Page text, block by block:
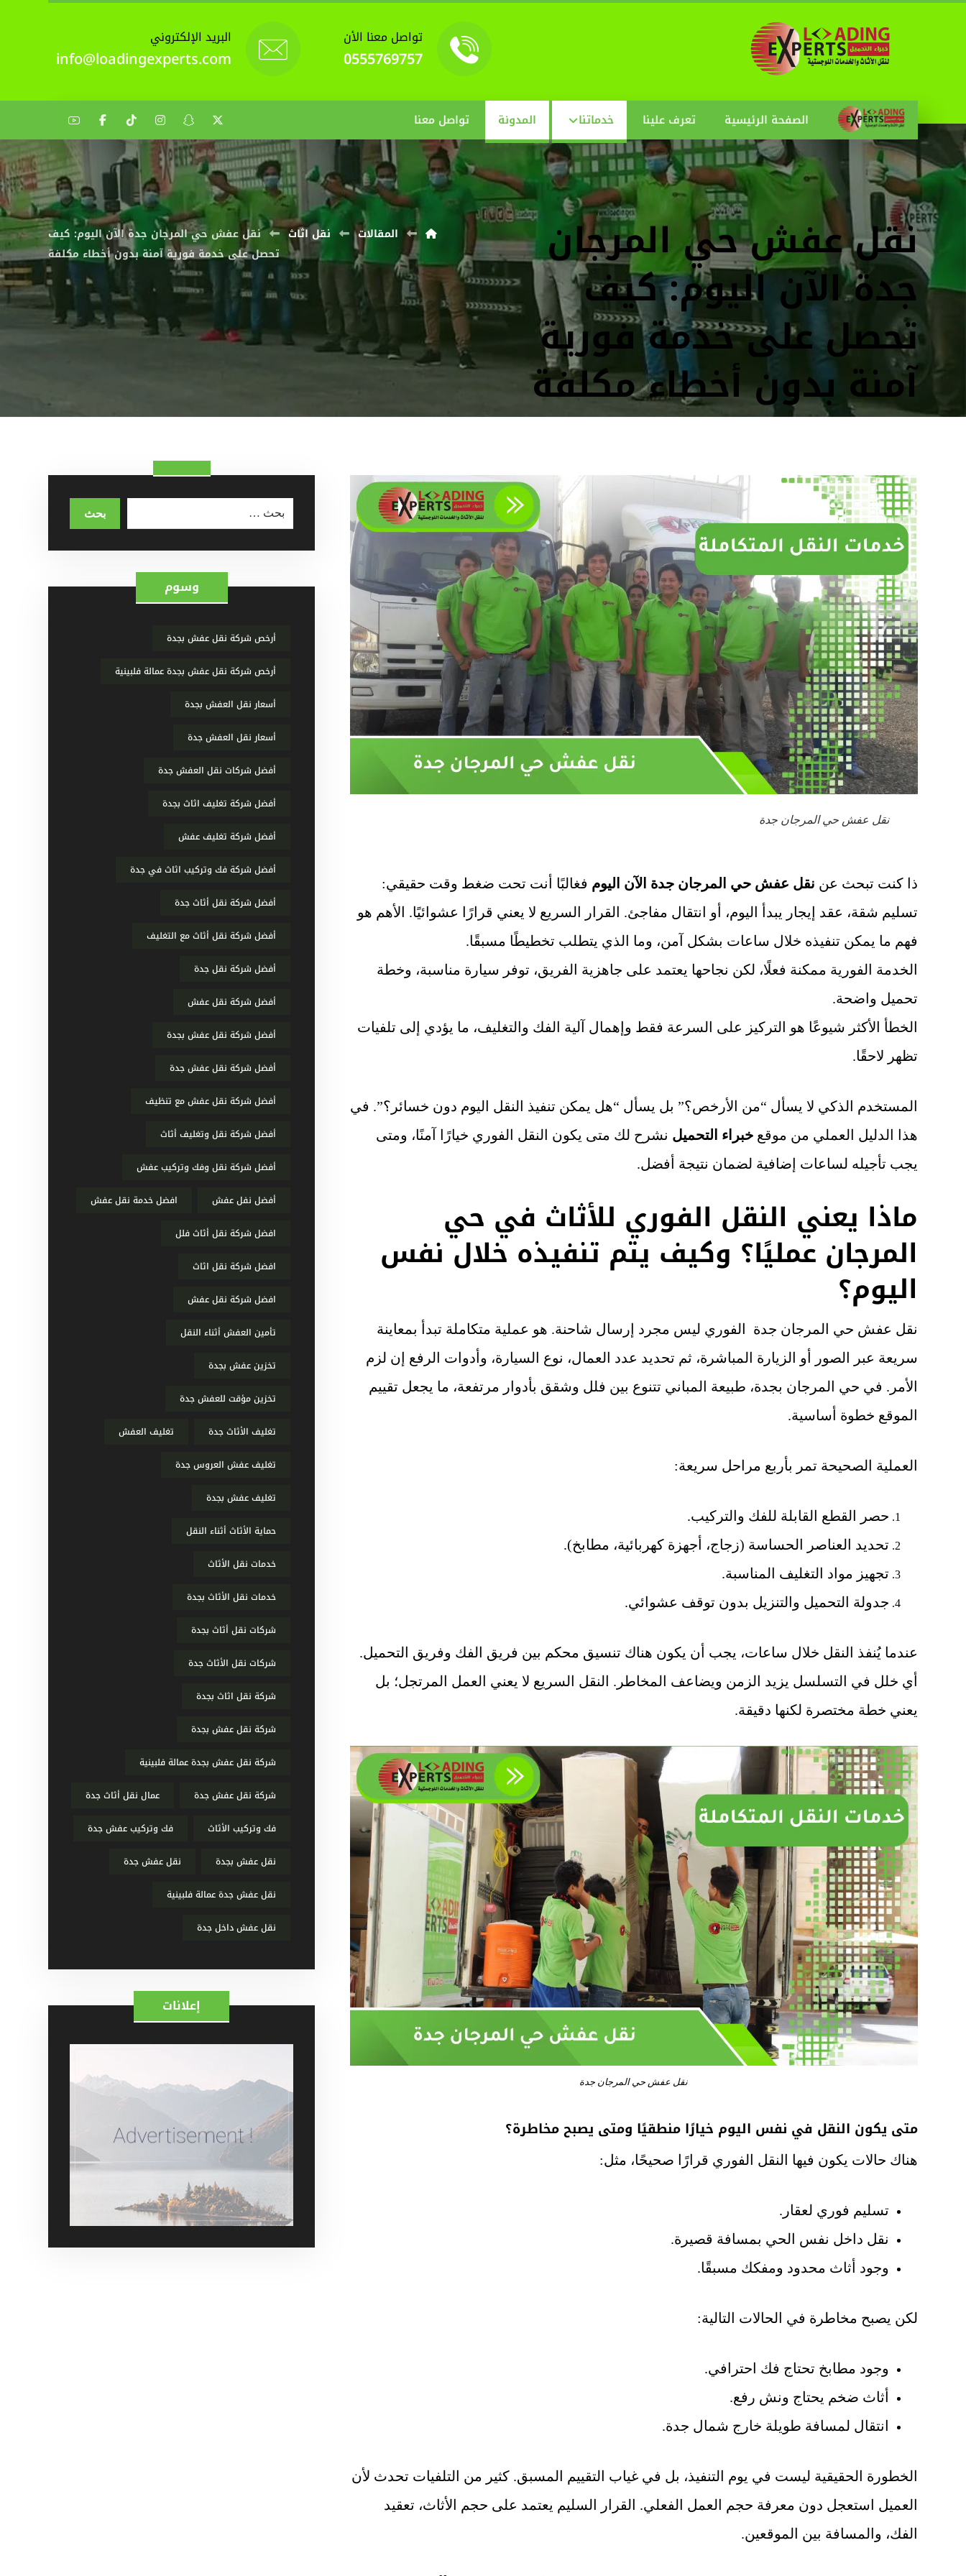
البريد الإلكتروني
info@loadingexperts.com
تواصل معنا الأن
0555769757
الصفحة الرئيسية تعرف علينا خدماتنا المدونة تواصل معنا
نقل عفش حي المرجان
جدة الآن اليوم: كيف
تحصل على خدمة فورية
آمنة بدون أخطاء مكلفة
المقالات نقل اثاث
نقل عفش حي المرجان جدة الآن اليوم: كيف
تحصل على خدمة فورية آمنة بدون أخطاء مكلفة
نقل عفش حي المرجان جدة
ذا كنت تبحث عن نقل عفش حي المرجان جدة الآن اليوم فغالبًا أنت تحت ضغط وقت حقيقي:
تسليم شقة، عقد إيجار يبدأ اليوم، أو انتقال مفاجئ. القرار السريع لا يعني قرارًا عشوائيًا. الأهم هو
فهم ما يمكن تنفيذه خلال ساعات بشكل آمن، وما الذي يتطلب تخطيطًا مسبقًا.
الخدمة الفورية ممكنة فعلًا، لكن نجاحها يعتمد على جاهزية الفريق، توفر سيارة مناسبة، وخطة
تحميل واضحة.
الخطأ الأكثر شيوعًا هو التركيز على السرعة فقط وإهمال آلية الفك والتغليف، ما يؤدي إلى تلفيات
تظهر لاحقًا.
المستخدم الذكي لا يسأل “من الأرخص؟” بل يسأل “هل يمكن تنفيذ النقل اليوم دون خسائر؟”. في
هذا الدليل العملي من موقعخبراء التحميل نشرح لك متى يكون النقل الفوري خيارًا آمنًا، ومتى
يجب تأجيله لساعات إضافية لضمان نتيجة أفضل.
ماذا يعني النقل الفوري للأثاث في حي
المرجان عمليًا؟ وكيف يتم تنفيذه خلال نفس
اليوم؟
نقل عفش حي المرجان جدة الفوري ليس مجرد إرسال شاحنة. هو عملية متكاملة تبدأ بمعاينة
سريعة عبر الصور أو الزيارة المباشرة، ثم تحديد عدد العمال، نوع السيارة، وأدوات الرفع إن لزم
الأمر. في حي المرجان بجدة، طبيعة المباني تتنوع بين فلل وشقق بأدوار مرتفعة، ما يجعل تقييم
الموقع خطوة أساسية.
العملية الصحيحة تمر بأربع مراحل سريعة:
حصر القطع القابلة للفك والتركيب.
تحديد العناصر الحساسة (زجاج، أجهزة كهربائية، مطابخ).
تجهيز مواد التغليف المناسبة.
جدولة التحميل والتنزيل بدون توقف عشوائي.
عندما يُنفذ النقل خلال ساعات، يجب أن يكون هناك تنسيق محكم بين فريق الفك وفريق التحميل.
أي خلل في التسلسل يزيد الزمن ويضاعف المخاطر. النقل السريع لا يعني العمل المرتجل؛ بل
يعني خطة مختصرة لكنها دقيقة.
نقل عفش حي المرجان جدة
متى يكون النقل في نفس اليوم خيارًا منطقيًا ومتى يصبح مخاطرة؟
هناك حالات يكون فيها النقل الفوري قرارًا صحيحًا، مثل:
تسليم فوري لعقار.
نقل داخل نفس الحي بمسافة قصيرة.
وجود أثاث محدود ومفكك مسبقًا.
لكن يصبح مخاطرة في الحالات التالية:
وجود مطابخ تحتاج فك احترافي.
أثاث ضخم يحتاج ونش رفع.
انتقال لمسافة طويلة خارج شمال جدة.
الخطورة الحقيقية ليست في يوم التنفيذ، بل في غياب التقييم المسبق. كثير من التلفيات تحدث لأن
العميل استعجل دون معرفة حجم العمل الفعلي. القرار السليم يعتمد على حجم الأثاث، تعقيد
الفك، والمسافة بين الموقعين.
وسوم
أرخص شركة نقل عفش بجدة
أرخص شركة نقل عفش بجدة عمالة فلبينية
أسعار نقل العفش بجدة
أسعار نقل العفش جدة
أفضل شركات نقل العفش جدة
أفضل شركة تغليف اثاث بجدة
أفضل شركة تغليف عفش
أفضل شركة فك وتركيب اثاث في جدة
أفضل شركة نقل أثاث جدة
أفضل شركة نقل أثاث مع التغليف
أفضل شركة نقل جدة
أفضل شركة نقل عفش
أفضل شركة نقل عفش بجدة
أفضل شركة نقل عفش جدة
أفضل شركة نقل عفش مع تنظيف
أفضل شركة نقل وتغليف أثاث
أفضل شركة نقل وفك وتركيب عفش
أفضل نفل عفش افضل خدمة نقل عفش
افضل شركة نقل أثاث فلل
افضل شركة نقل اثاث
افضل شركة نقل عفش
تأمين العفش أثناء النقل
تخزين عفش بجدة
تخزين مؤقت للعفش جدة
تغليف الأثاث جدة تغليف العفش
تغليف عفش العروس جدة
تغليف عفش بجدة
حماية الأثاث أثناء النقل
خدمات نقل الأثاث
خدمات نقل الأثاث بجدة
شركات نقل أثاث بجدة
شركات نقل الأثاث جدة
شركة نقل اثاث بجدة
شركة نقل عفش بجدة
شركة نقل عفش بجدة عمالة فلبينية
شركة نقل عفش جدة عمال نقل أثاث جدة
فك وتركيب الأثاث فك وتركيب عفش جدة
نقل عفش بجدة نقل عفش جدة
نقل عفش جدة عمالة فلبينية
نقل عفش داخل جدة
إعلانات